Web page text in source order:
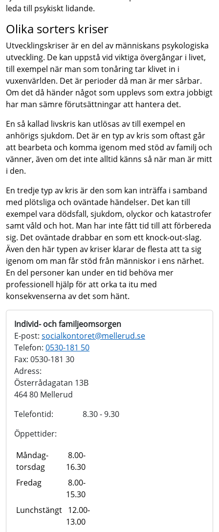
leda till psykiskt lidande.
Olika sorters kriser
Utvecklingskriser är en del av människans psykologiska
utveckling. De kan uppstå vid viktiga övergångar i livet,
till exempel när man som tonåring tar klivet in i
vuxenvärlden. Det är perioder då man är mer sårbar.
Om det då händer något som upplevs som extra jobbigt
har man sämre förutsättningar att hantera det.
En så kallad livskris kan utlösas av till exempel en
anhörigs sjukdom. Det är en typ av kris som oftast går
att bearbeta och komma igenom med stöd av familj och
vänner, även om det inte alltid känns så när man är mitt
i den.
En tredje typ av kris är den som kan inträffa i samband
med plötsliga och oväntade händelser. Det kan till
exempel vara dödsfall, sjukdom, olyckor och katastrofer
samt våld och hot. Man har inte fått tid till att förbereda
sig. Det oväntade drabbar en som ett knock-out-slag.
Även den här typen av kriser klarar de flesta att ta sig
igenom om man får stöd från människor i ens närhet.
En del personer kan under en tid behöva mer
professionell hjälp för att orka ta itu med
konsekvenserna av det som hänt.
Individ- och familjeomsorgen
E-post: socialkontoret@mellerud.se
Telefon: 0530-181 50
Fax: 0530-181 30
Adress:
Österrådagatan 13B
464 80 Mellerud
Telefontid: 8.30 - 9.30
Öppettider:
Måndag-
torsdag
8.00-
16.30
Fredag
8.00-
15.30
Lunchstängt 12.00-
13.00